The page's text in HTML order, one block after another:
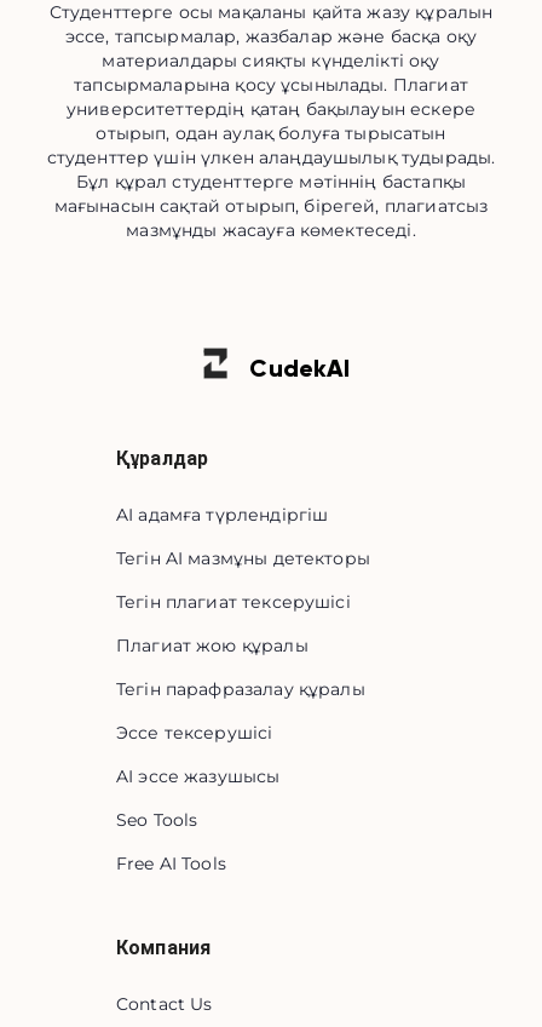
Студенттерге осы мақаланы қайта жазу құралын
эссе, тапсырмалар, жазбалар және басқа оқу
материалдары сияқты күнделікті оқу
тапсырмаларына қосу ұсынылады. Плагиат
университеттердің қатаң бақылауын ескере
отырып, одан аулақ болуға тырысатын
студенттер үшін үлкен алаңдаушылық тудырады.
Бұл құрал студенттерге мәтіннің бастапқы
мағынасын сақтай отырып, бірегей, плагиатсыз
мазмұнды жасауға көмектеседі.
CudekAI
Құралдар
AI адамға түрлендіргіш
Тегін AI мазмұны детекторы
Тегін плагиат тексерушісі
Плагиат жою құралы
Тегін парафразалау құралы
Эссе тексерушісі
AI эссе жазушысы
Seo Tools
Free AI Tools
Компания
Contact Us